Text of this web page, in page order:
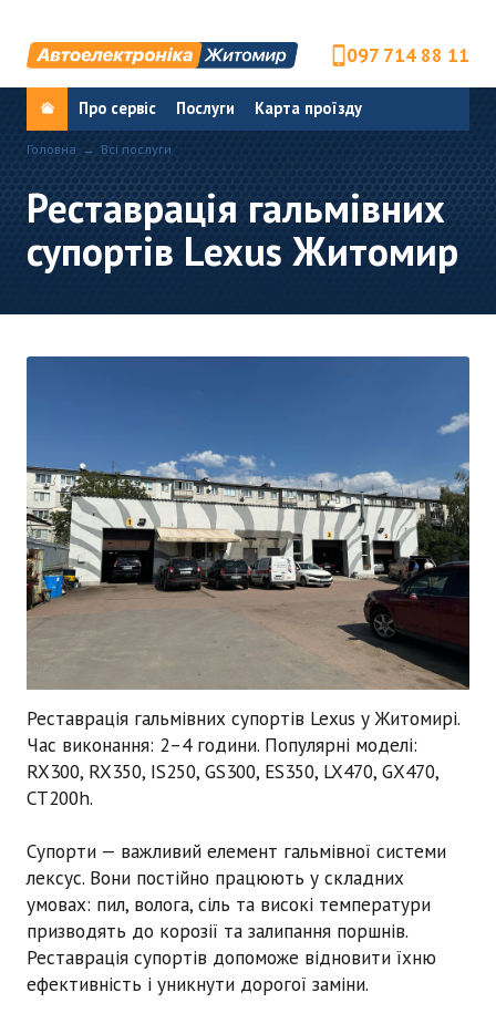
097 714 88 11
Про сервіс Послуги Карта проїзду
Головна Всі послуги
Реставрація гальмівних
супортів Lexus Житомир
Реставрація гальмівних супортів Lexus у Житомирі.
Час виконання: 2–4 години. Популярні моделі:
RX300, RX350, IS250, GS300, ES350, LX470, GX470,
CT200h.
Супорти — важливий елемент гальмівної системи
лексус. Вони постійно працюють у складних
умовах: пил, волога, сіль та високі температури
призводять до корозії та залипання поршнів.
Реставрація супортів допоможе відновити їхню
ефективність і уникнути дорогої заміни.